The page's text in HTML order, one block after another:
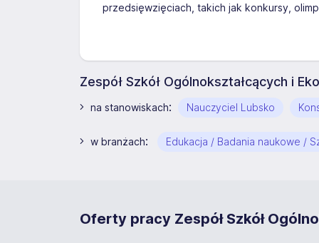
przedsięwzięciach, takich jak konkursy,
Zespół Szkół Ogólnokształcących i
na stanowiskach: Nauczyciel Lubsko
w branżach: Edukacja / Badania naukowe /
Oferty pracy Zespół Szkół